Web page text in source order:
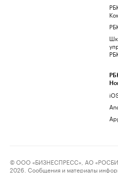
© ООО «БИЗНЕСПРЕСС», АО
2026. Сообщения и материалы